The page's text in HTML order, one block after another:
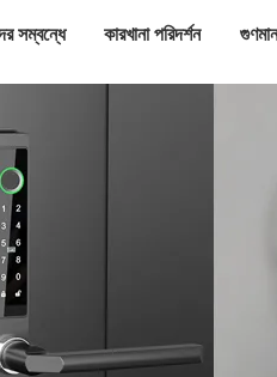
সম্বন্ধে কারখানা পরিদর্শন